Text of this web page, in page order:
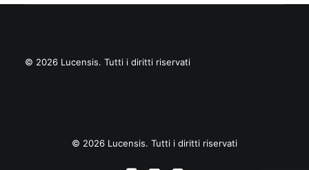
© 2026 Lucensis. Tutti i diritti riservati
© 2026 Lucensis. Tutti i diritti riservati